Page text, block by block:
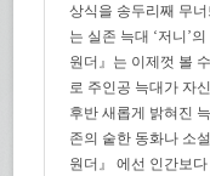
상식을 송두리째 무
는 실존 늑대 ‘저니’
원더』는 이제껏 볼
로 주인공 늑대가 자
후반 새롭게 밝혀진
존의 숱한 동화나 소
원더』 에선 인간보